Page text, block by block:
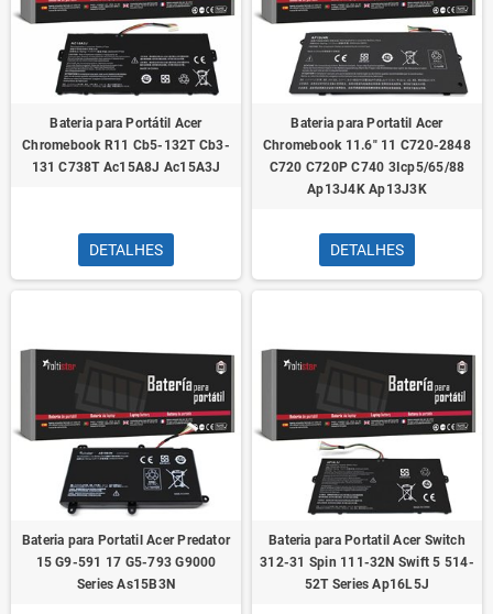
Bateria para Portátil Acer
Chromebook R11 Cb5-132T Cb3-
131 C738T Ac15A8J Ac15A3J
DETALHES
Bateria para Portatil Acer
Chromebook 11.6" 11 C720-2848
C720 C720P C740 3Icp5/65/88
Ap13J4K Ap13J3K
DETALHES
Bateria para Portatil Acer Predator
15 G9-591 17 G5-793 G9000
Series As15B3N
Bateria para Portatil Acer Switch
312-31 Spin 111-32N Swift 5 514-
52T Series Ap16L5J